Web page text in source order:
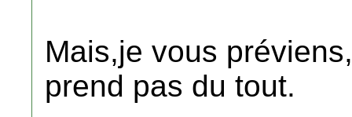
Mais,je vous
prend pas du tout.